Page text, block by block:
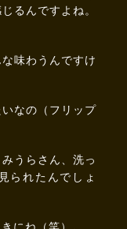
るんですよね。
味わうんですけ
なの（フリップ
うらさん、洗っ
られたんでしょ